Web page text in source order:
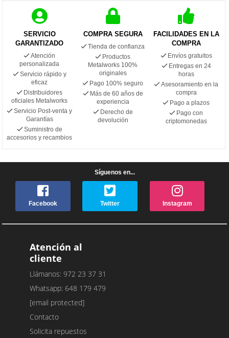
SERVICIO
GARANTIZADO
Atención
personalizada
Servicio rápido y
eficaz
Distribuidores
oficiales Metalworks
Servicio Post-venta y
Garantías
Suministro de
accesorios y recambios
COMPRA SEGURA
Tienda de confianza
Productos
Metalworks 100%
originales
Pago 100% seguro
Más de 60 años de
experiencia
Derecho de
devolución
FACILIDADES EN LA
COMPRA
Envíos gratuitos
Entregas en 24
horas
Asesoramiento en la
compra
Pago a plazos
Pago con
criptomonedas
Síguenos en...
Facebook Twitter Instagram
Atención al
cliente
Llámanos: 972 23 37 31
Whatsapp: 648 179 479
[email protected]
Contacto
Solicita repuestos